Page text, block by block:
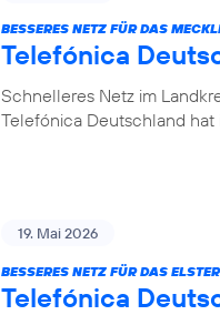
BESSERES NETZ FÜR DAS
Telefónica
Schnelleres Netz im
Telefónica Deutschland
19. Mai 2026
BESSERES NETZ FÜR DAS
Telefónica